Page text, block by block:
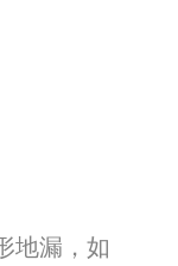
地漏，如